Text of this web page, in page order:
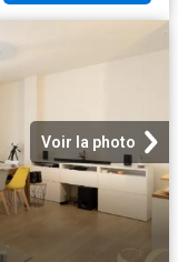
Voir la photo